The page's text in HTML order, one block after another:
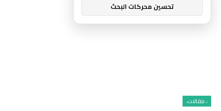
، مقالات،
تحسين محركات البحث